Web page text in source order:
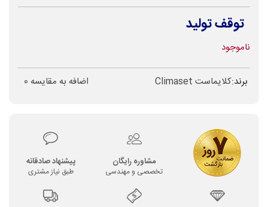
توقف تولید
ناموجود
برند:کلایماست Climaset اضافه به مقایسه 0
مشاوره رایگان
تخصصی و مهندسی
پیشنهاد صادقانه
طبق نیاز مشتری